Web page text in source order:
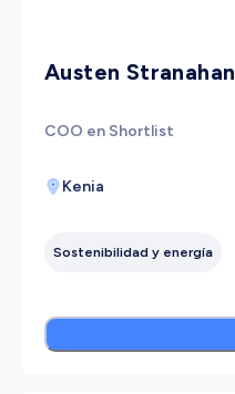
Austen Stranahan
COO en Shortlist
Kenia
Sostenibilidad y energía